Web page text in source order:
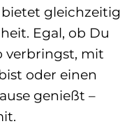
gleichzeitig
Egal, ob Du
verbringst, mit
oder einen
genießt –